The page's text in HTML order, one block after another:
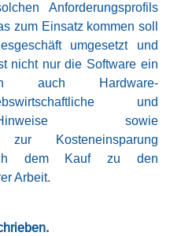
Anforderungsprofils
zum Einsatz kommen soll
umgesetzt und
nicht nur die Software ein
auch Hardware-
und
sowie
zur Kosteneinsparung
dem Kauf zu den
Arbeit.